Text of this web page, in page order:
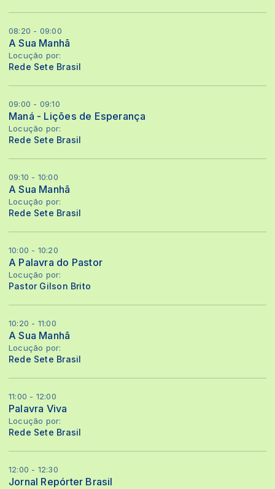
08:20 - 09:00
A Sua Manhã
Locução por:
Rede Sete Brasil
09:00 - 09:10
Maná - Lições de Esperança
Locução por:
Rede Sete Brasil
09:10 - 10:00
A Sua Manhã
Locução por:
Rede Sete Brasil
10:00 - 10:20
A Palavra do Pastor
Locução por:
Pastor Gilson Brito
10:20 - 11:00
A Sua Manhã
Locução por:
Rede Sete Brasil
11:00 - 12:00
Palavra Viva
Locução por:
Rede Sete Brasil
12:00 - 12:30
Jornal Repórter Brasil